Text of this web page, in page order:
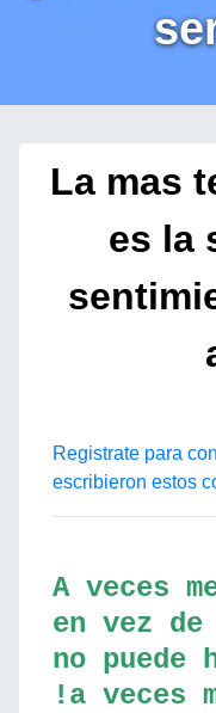
La mas
es la
Registrate para
escribieron estos
A veces
en vez
no puede
!a veces